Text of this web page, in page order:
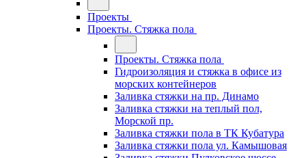
Проекты
Проекты. Стяжка пола
Проекты. Стяжка пола
Гидроизоляция и стяжка в офисе из
морских контейнеров
Заливка стяжки на пр. Динамо
Заливка стяжки на теплый пол,
Морской пр.
Заливка стяжки пола в ТК Кубатура
Заливка стяжки пола ул. Камышовая